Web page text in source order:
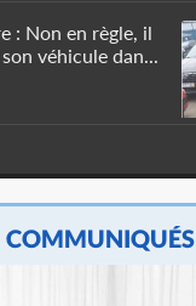
: Non en règle, il
véhicule dan...
COMMUNIQUÉS